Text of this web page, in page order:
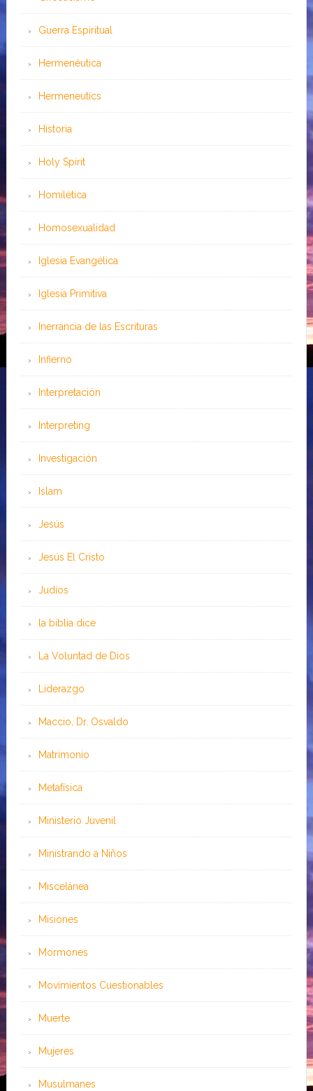
Guerra Espiritual
Hermenéutica
Hermeneutics
Historia
Holy Spirit
Homilética
Homosexualidad
Iglesia Evangélica
Iglesia Primitiva
Inerrancia de las Escrituras
Infierno
Interpretación
Interpreting
Investigación
Islam
Jesús
Jesús El Cristo
Judíos
la biblia dice
La Voluntad de Dios
Liderazgo
Maccio, Dr. Osvaldo
Matrimonio
Metafísica
Ministerio Juvenil
Ministrando a Niños
Miscelánea
Misiones
Mormones
Movimientos Cuestionables
Muerte
Mujeres
Musulmanes